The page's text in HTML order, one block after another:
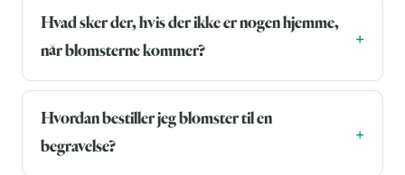
Hvad sker der, hvis der ikke er nogen hjemme,
når blomsterne kommer?
Hvordan bestiller jeg blomster til en
begravelse?